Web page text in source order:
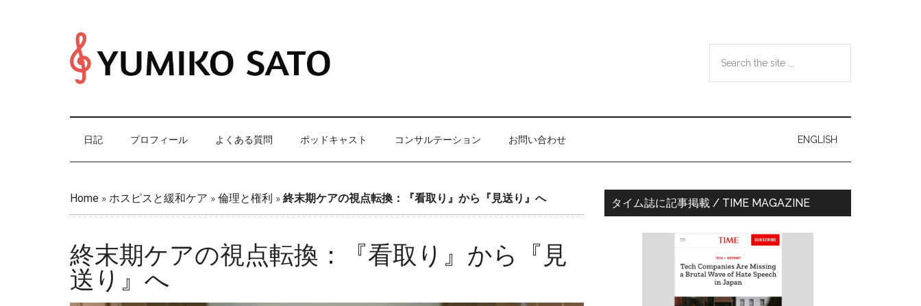
the
日記 プロフィール よくある質問 ポッドキャスト コンサルテーション お問い合わせ ENGLISH
Home » ホスピスと緩和ケア » 倫理と権利 » 終末期ケアの視点転換：『看取り』から『見送り』へ
終末期ケアの視点転換：『看取り』から『見
送り』へ
最
タイム誌に記事掲載 / TIME MAGAZINE